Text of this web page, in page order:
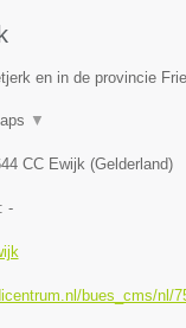
en in de provincie
▼
CC Ewijk(Gelderland)
-
bues_cms/nl/